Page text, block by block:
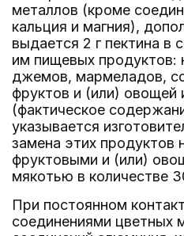
металлов (кроме
кальция и магния),
выдается 2 г пектина в
им пищевых продуктов:
джемов, мармеладов,
фруктов и (или) овощей
(фактическое
указывается
замена этих продуктов
фруктовыми и (или)
мякотью в количестве
При постоянном
соединениями цветных